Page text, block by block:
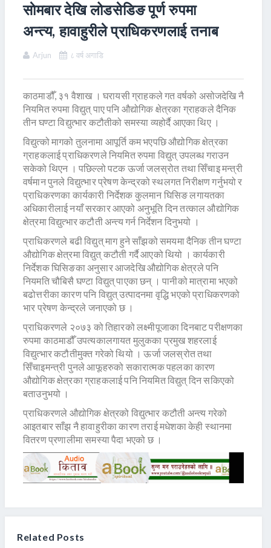
साेमबार देखि लोडसेडिङ पूर्ण रुपमा
अन्त्य, हावाहुरीले प्राधिकरणलाई तनाब
Arjun ८ वर्ष अगाडि
काठमाडौँ, ३१ वैशाख । घरायसी ग्राहकले गत वर्षको असोजदेखि नै
नियमित रुपमा विद्युत् पाए पनि औद्योगिक क्षेत्रका ग्राहकले दैनिक
तीन घण्टा विद्युत्भार कटौतीको समस्या व्यहोर्दै आएका थिए ।
विद्युत्को मागको तुलनामा आपूर्ति कम भएपछि औद्योगिक क्षेत्रका
ग्राहकलाई प्राधिकरणले नियमित रुपमा विद्युत् उपलब्ध गराउन
सकेको थिएन । पछिल्लो पटक ऊर्जा जलस्रोत तथा सिँचाइ मन्त्री
वर्षमान पुनले विद्युत्भार प्रेषण केन्द्रको स्थलगत निरीक्षण गर्नुभयो र
प्राधिकरणका कार्यकारी निर्देशक कुलमान घिसिङ लगायतका
अधिकारीलाई नयाँ सरकार आएको अनुभूति दिन तत्काल औद्योगिक
क्षेत्रमा विद्युत्भार कटौती अन्त्य गर्न निर्देशन दिनुभयो ।
प्राधिकरणले बढी विद्युत् माग हुने साँझको समयमा दैनिक तीन घण्टा
औद्योगिक क्षेत्रमा विद्युत् कटौती गर्दै आएको थियो । कार्यकारी
निर्देशक घिसिङका अनुसार आजदेखि औद्योगिक क्षेत्रले पनि
नियमति चौबिसै घण्टा विद्युत् पाएका छन् । पानीको मात्रामा भएको
बढोत्तरीका कारण पनि विद्युत् उत्पादनमा वृद्धि भएको प्राधिकरणको
भार प्रेषण केन्द्रले जनाएको छ ।
प्राधिकरणले २०७३ को तिहारको लक्ष्मीपूजाका दिनबाट परीक्षणका
रुपमा काठमाडौँ उपत्यकालगायत मुलुकका प्रमुख शहरलाई
विद्युत्भार कटौतीमुक्त गरेको थियो । ऊर्जा जलस्रोत तथा
सिँचाइमन्त्री पुनले आफूहरुको सकारात्मक पहलका कारण
औद्योगिक क्षेत्रका ग्राहकलाई पनि नियमित विद्युत् दिन सकिएको
बताउनुभयो ।
प्राधिकरणले औद्योगिक क्षेत्रको विद्युत्भार कटौती अन्त्य गरेको
आइतबार साँझ नै हावाहुरीका कारण तराई मधेशका केही स्थानमा
वितरण प्रणालीमा समस्या पैदा भएको छ ।
Related Posts